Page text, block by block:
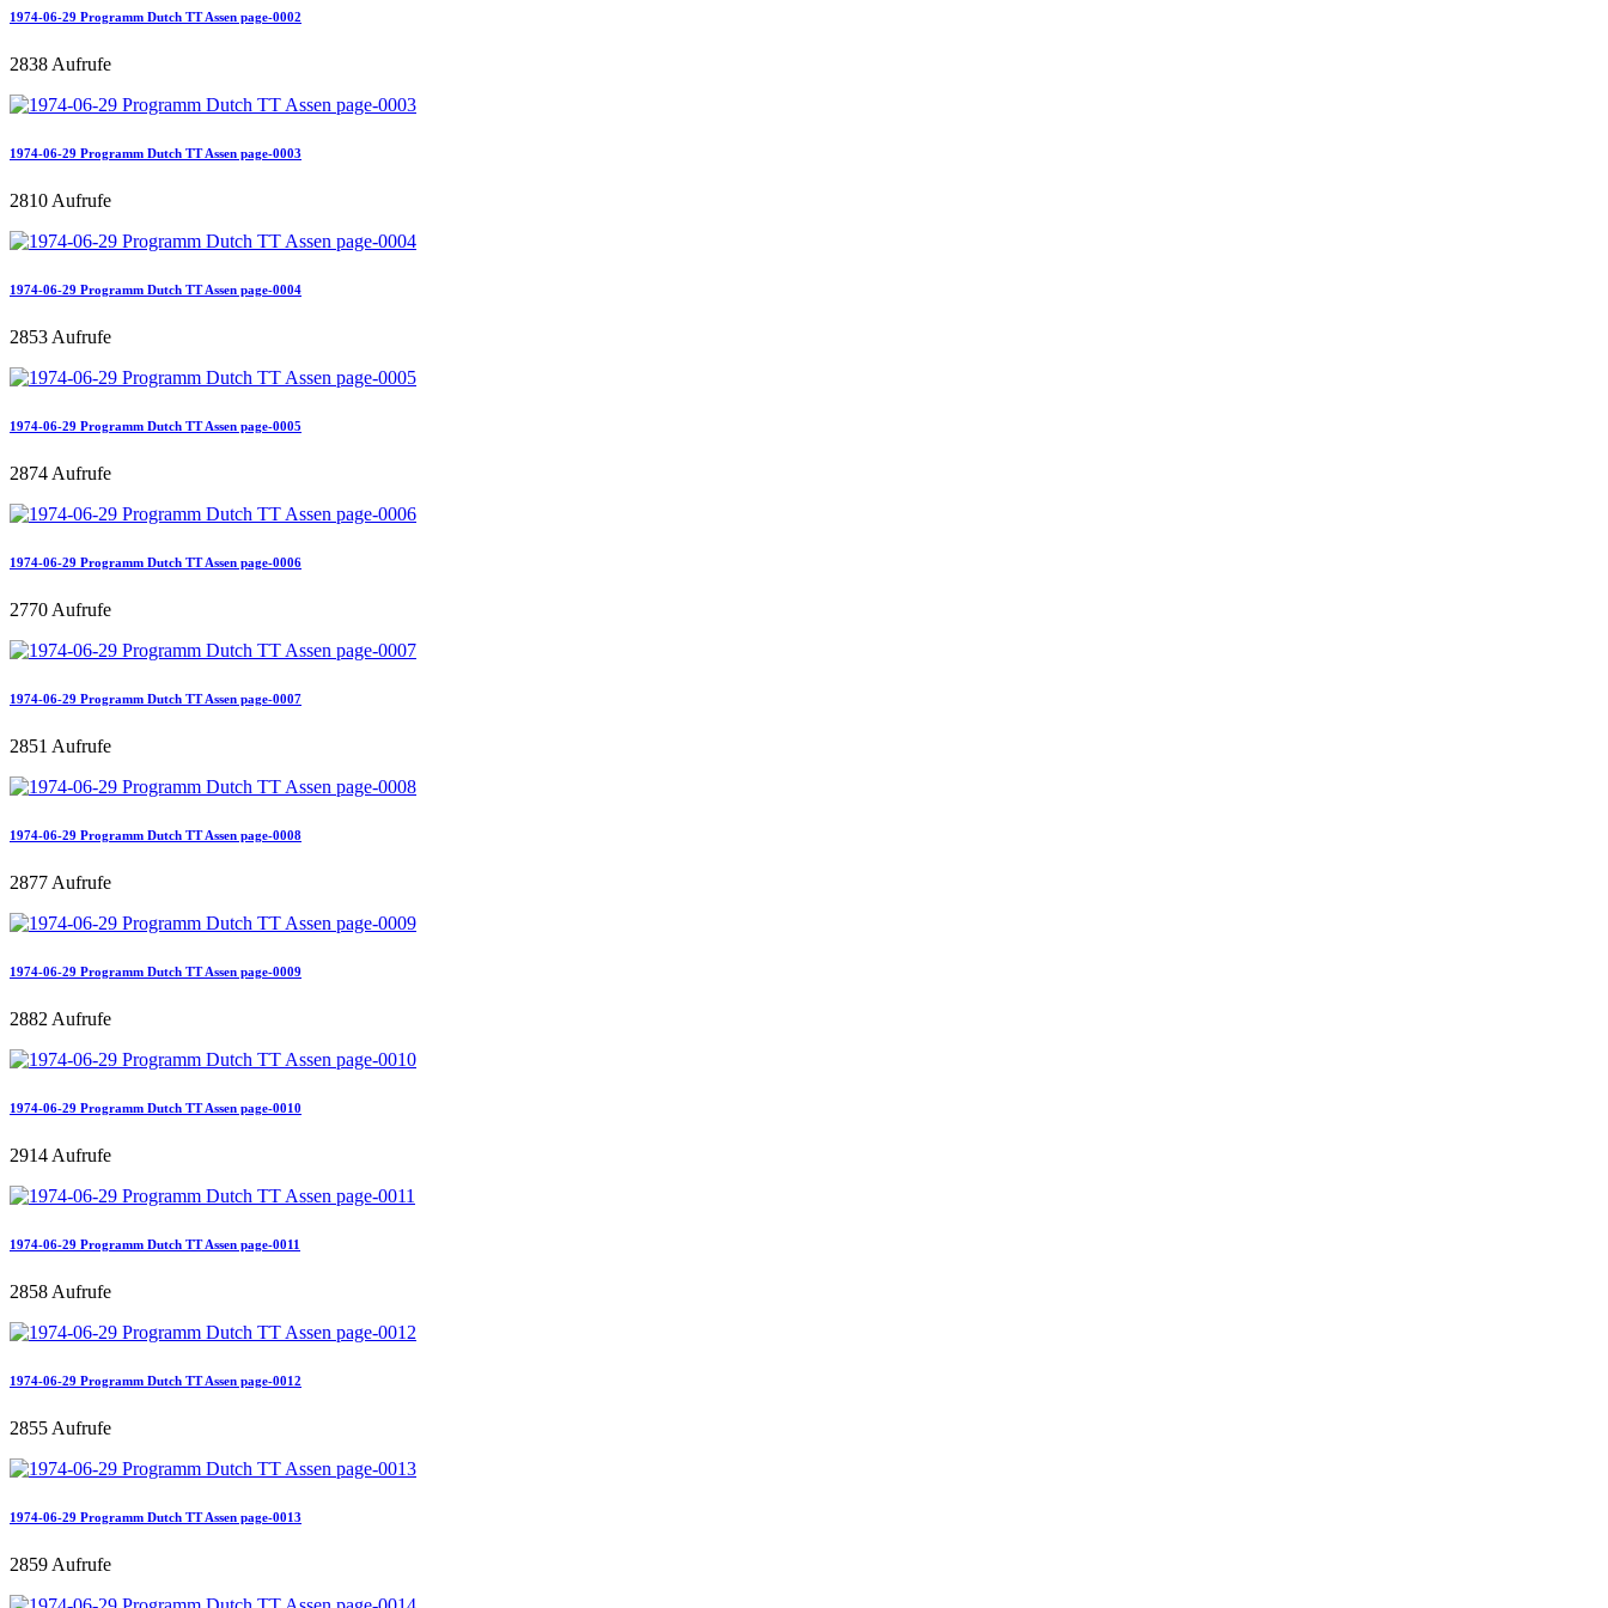
1974-06-29 Programm Dutch TT Assen page-0002
2838 Aufrufe
1974-06-29 Programm Dutch TT Assen page-0003
2810 Aufrufe
1974-06-29 Programm Dutch TT Assen page-0004
2853 Aufrufe
1974-06-29 Programm Dutch TT Assen page-0005
2874 Aufrufe
1974-06-29 Programm Dutch TT Assen page-0006
2770 Aufrufe
1974-06-29 Programm Dutch TT Assen page-0007
2851 Aufrufe
1974-06-29 Programm Dutch TT Assen page-0008
2877 Aufrufe
1974-06-29 Programm Dutch TT Assen page-0009
2882 Aufrufe
1974-06-29 Programm Dutch TT Assen page-0010
2914 Aufrufe
1974-06-29 Programm Dutch TT Assen page-0011
2858 Aufrufe
1974-06-29 Programm Dutch TT Assen page-0012
2855 Aufrufe
1974-06-29 Programm Dutch TT Assen page-0013
2859 Aufrufe